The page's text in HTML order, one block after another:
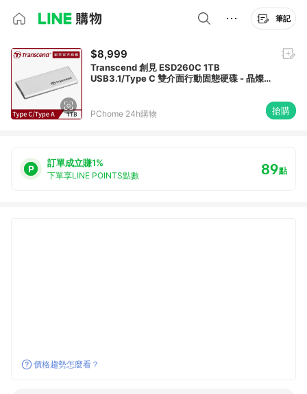
筆記
$8,999
Transcend 創見 ESD260C 1TB
USB3.1/Type C 雙介面行動固態硬碟 - 晶燦
PChome 24h購物 搶購
訂單成立賺1%
下單享LINE POINTS點數 89點
價格趨勢怎麼看？